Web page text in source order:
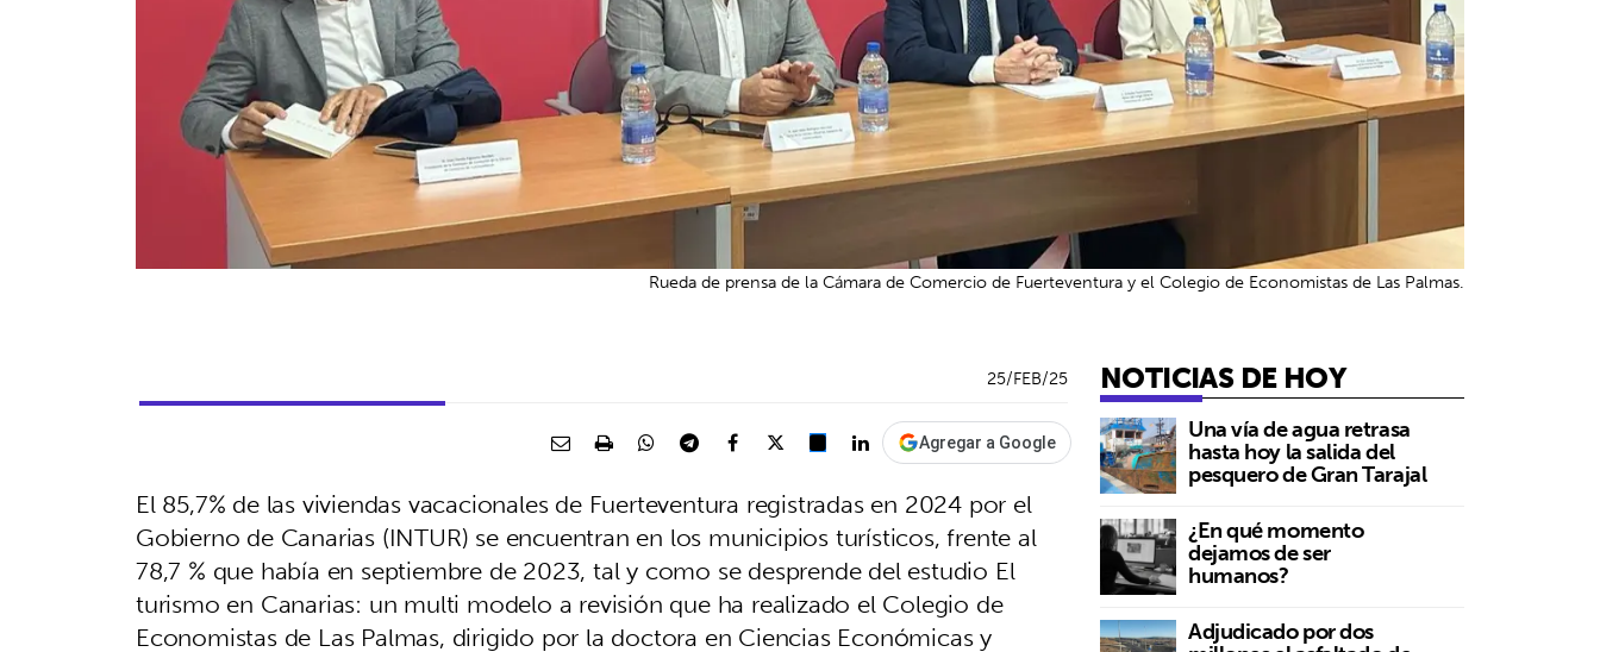
Rueda de prensa de la Cámara de Comercio de Fuerteventura y el Colegio de Economistas de Las Palmas.
25/FEB/25
Agregar a Google
El 85,7% de las viviendas vacacionales de Fuerteventura registradas en 2024 por el
Gobierno de Canarias (INTUR) se encuentran en los municipios turísticos, frente al
78,7 % que había en septiembre de 2023, tal y como se desprende del estudio El
turismo en Canarias: un multi modelo a revisión que ha realizado el Colegio de
Economistas de Las Palmas, dirigido por la doctora en Ciencias Económicas y
NOTICIAS DE HOY
Una vía de agua retrasa
hasta hoy la salida del
pesquero de Gran Tarajal
¿En qué momento
dejamos de ser
humanos?
Adjudicado por dos